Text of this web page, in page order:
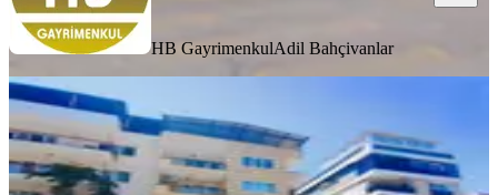
HB GayrimenkulAdil Bahçivanlar
YENİ
Cumhuriyet Mahallesinde Ferah 3+1
Kiralık Daire
Efeler, Cumhuriyet Mahallesi